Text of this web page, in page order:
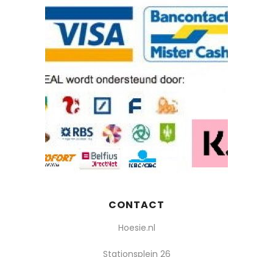
CONTACT
Hoesie.nl
Stationsplein 26